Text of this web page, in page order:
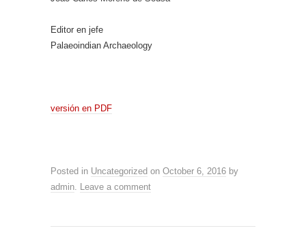
Editor en jefe
Palaeoindian Archaeology
versión en PDF
Posted in Uncategorized on October 6, 2016 by
admin. Leave a comment